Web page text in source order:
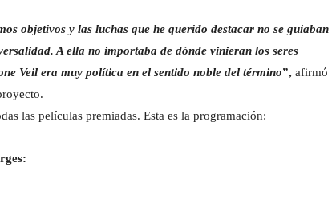
objetivos y las luchas que he querido destacar no se guiaban
A ella no importaba de dónde vinieran los seres
Veil era muy política en el sentido noble del término”, afirmó
las películas premiadas. Esta es la programación: